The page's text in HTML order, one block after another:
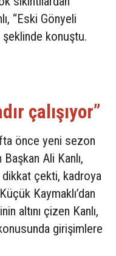
“Eski Gönyeli
konuştu.
çalışıyor”
önce yeni sezon
Başkan Ali Kanlı,
çekti, kadroya
Kaymaklı’dan
altını çizen Kanlı,
girişimlere